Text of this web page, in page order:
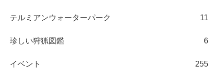
テルミアンウォーターパーク 11
珍しい狩猟図鑑 6
イベント 255